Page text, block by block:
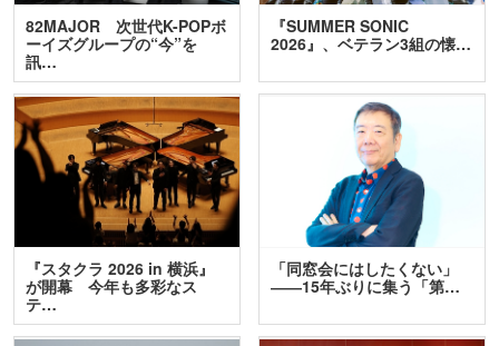
82MAJOR 次世代K-POPボ
ーイズグループの“今”を
訊…
『SUMMER SONIC
2026』、ベテラン3組の懐…
『スタクラ 2026 in 横浜』
が開幕 今年も多彩なス
テ…
「同窓会にはしたくない」
――15年ぶりに集う「第…